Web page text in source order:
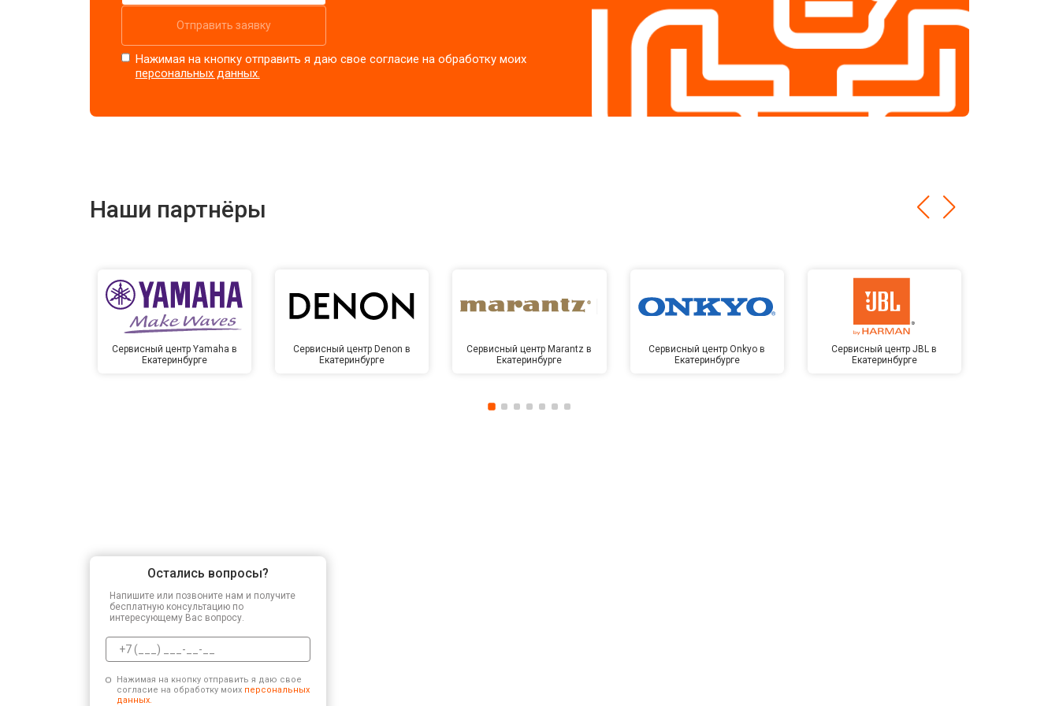
Отправить заявку
Нажимая на кнопку отправить я даю свое согласие на обработку моих
персональных данных.
Наши партнёры
Сервисный центр Yamaha в
Екатеринбурге
Сервисный центр Denon в
Екатеринбурге
Сервисный центр Marantz в
Екатеринбурге
Сервисный центр Onkyo в
Екатеринбурге
Сервисный центр JBL в
Екатеринбурге
Остались вопросы?
Напишите или позвоните нам и получите
бесплатную консультацию по
интересующему Вас вопросу.
Нажимая на кнопку отправить я даю свое
согласие на обработку моих персональных
данных.